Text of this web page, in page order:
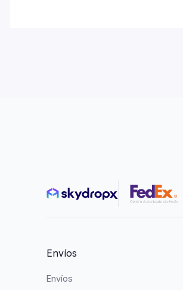
Lineamientos y restricciones
Seguimiento de envíos
Recolecciones
Envíos
Envíos